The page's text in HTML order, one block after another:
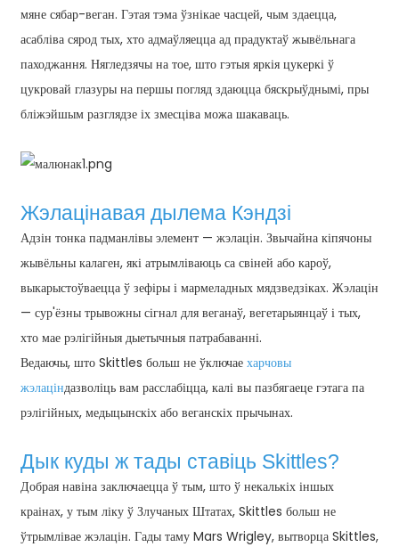
мяне сябар-веган. Гэтая тэма ўзнікае часцей, чым здаецца,
асабліва сярод тых, хто адмаўляецца ад прадуктаў жывёльнага
паходжання. Нягледзячы на ​​тое, што гэтыя яркія цукеркі ў
цукровай глазуры на першы погляд здаюцца бяскрыўднымі, пры
бліжэйшым разглядзе іх змесціва можа шакаваць.
Жэлацінавая дылема Кэндзі
Адзін тонка падманлівы элемент — жэлацін. Звычайна кіпячоны
жывёльны калаген, які атрымліваюць са свіней або кароў,
выкарыстоўваецца ў зефіры і мармеладных мядзведзіках. Жэлацін
— сур'ёзны трывожны сігнал для веганаў, вегетарыянцаў і тых,
хто мае рэлігійныя дыетычныя патрабаванні.
Ведаючы, што Skittles больш не ўключае харчовы
жэлаціндазволіць вам расслабіцца, калі вы пазбягаеце гэтага па
рэлігійных, медыцынскіх або веганскіх прычынах.
Дык куды ж тады ставіць Skittles?
Добрая навіна заключаецца ў тым, што ў некалькіх іншых
краінах, у тым ліку ў Злучаных Штатах, Skittles больш не
ўтрымлівае жэлацін. Гады таму Mars Wrigley, вытворца Skittles,